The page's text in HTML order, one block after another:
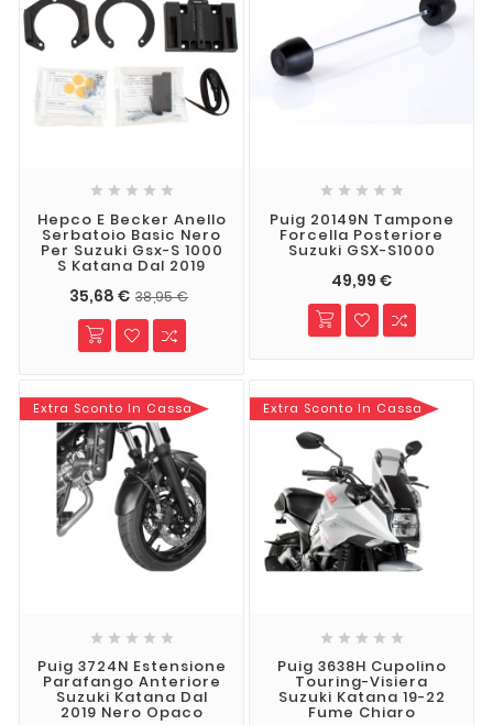
    
Hepco E Becker Anello
Serbatoio Basic Nero
Per Suzuki Gsx-S 1000
S Katana Dal 2019
35,68 € 38,95 €
    
Puig 20149N Tampone
Forcella Posteriore
Suzuki GSX-S1000
49,99 €
Extra Sconto In Cassa
    
Puig 3724N Estensione
Parafango Anteriore
Suzuki Katana Dal
2019 Nero Opaco
Extra Sconto In Cassa
    
Puig 3638H Cupolino
Touring-Visiera
Suzuki Katana 19-22
Fume Chiaro